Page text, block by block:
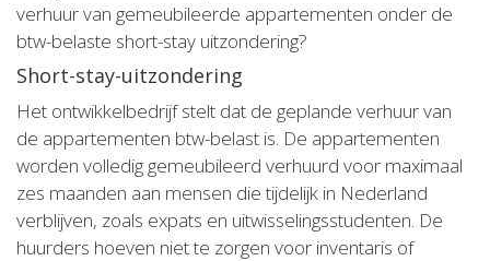
verhuur van gemeubileerde appartementen onder de
btw-belaste short-stay uitzondering?
Short-stay-uitzondering
Het ontwikkelbedrijf stelt dat de geplande verhuur van
de appartementen btw-belast is. De appartementen
worden volledig gemeubileerd verhuurd voor maximaal
zes maanden aan mensen die tijdelijk in Nederland
verblijven, zoals expats en uitwisselingsstudenten. De
huurders hoeven niet te zorgen voor inventaris of